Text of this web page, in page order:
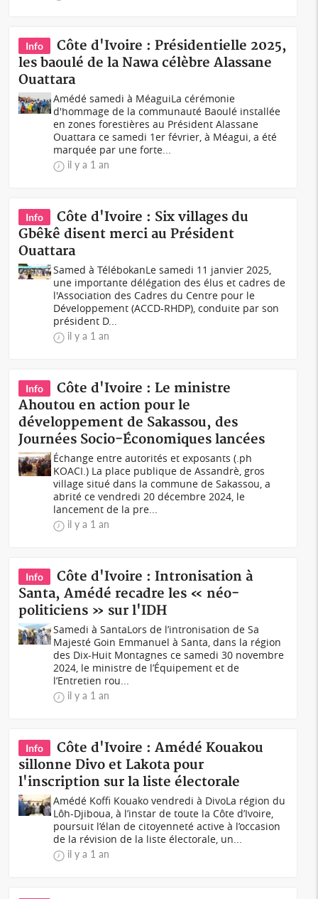
Info
Côte d'Ivoire : Présidentielle 2025,
les baoulé de la Nawa célèbre Alassane
Ouattara
Amédé samedi à MéaguiLa cérémonie
d'hommage de la communauté Baoulé installée
en zones forestières au Président Alassane
Ouattara ce samedi 1er février, à Méagui, a été
marquée par une forte...
il y a 1 an
Info
Côte d'Ivoire : Six villages du
Gbêkê disent merci au Président
Ouattara
Samed à TélébokanLe samedi 11 janvier 2025,
une importante délégation des élus et cadres de
l'Association des Cadres du Centre pour le
Développement (ACCD-RHDP), conduite par son
président D...
il y a 1 an
Info
Côte d'Ivoire : Le ministre
Ahoutou en action pour le
développement de Sakassou, des
Journées Socio-Économiques lancées
Échange entre autorités et exposants (.ph
KOACI.) La place publique de Assandrè, gros
village situé dans la commune de Sakassou, a
abrité ce vendredi 20 décembre 2024, le
lancement de la pre...
il y a 1 an
Info
Côte d'Ivoire : Intronisation à
Santa, Amédé recadre les « néo-
politiciens » sur l'IDH
Samedi à SantaLors de l’intronisation de Sa
Majesté Goin Emmanuel à Santa, dans la région
des Dix-Huit Montagnes ce samedi 30 novembre
2024, le ministre de l’Équipement et de
l’Entretien rou...
il y a 1 an
Info
Côte d'Ivoire : Amédé Kouakou
sillonne Divo et Lakota pour
l'inscription sur la liste électorale
Amédé Koffi Kouako vendredi à DivoLa région du
Lôh-Djiboua, à l’instar de toute la Côte d’Ivoire,
poursuit l’élan de citoyenneté active à l’occasion
de la révision de la liste électorale, un...
il y a 1 an